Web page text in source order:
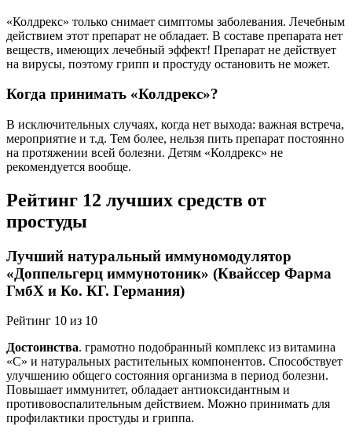
«Колдрекс» только снимает симптомы заболевания. Лечебным
действием этот препарат не обладает. В составе препарата нет
веществ, имеющих лечебный эффект! Препарат не действует
на вирусы, поэтому грипп и простуду остановить не может.
Когда принимать «Колдрекс»?
В исключительных случаях, когда нет выхода: важная встреча,
мероприятие и т.д. Тем более, нельзя пить препарат постоянно
на протяжении всей болезни. Детям «Колдрекс» не
рекомендуется вообще.
Рейтинг 12 лучших средств от
простуды
Лучший натуральный иммуномодулятор
«Доппельгерц иммунотоник» (Квайссер Фарма
ГмбХ и Ко. КГ. Германия)
Рейтинг 10 из 10
Достоинства. грамотно подобранный комплекс из витамина
«С» и натуральных растительных компонентов. Способствует
улучшению общего состояния организма в период болезни.
Повышает иммунитет, обладает антиоксидантным и
противовоспалительным действием. Можно принимать для
профилактики простуды и гриппа.